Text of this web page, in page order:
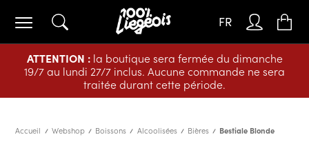
ATTENTION :la boutique sera fermée du dimanche
19/7 au lundi 27/7 inclus. Aucune commande ne sera
traitée durant cette période.
FR
Accueil Webshop Boissons Alcoolisées Bières Bestiale Blonde